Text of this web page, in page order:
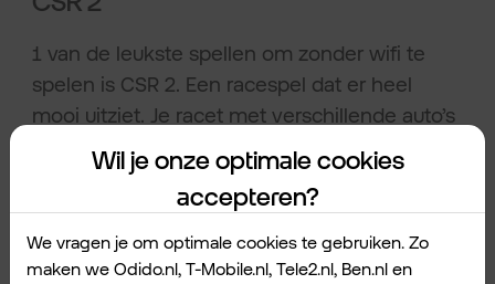
1 van de leukste spellen om zonder wifi te
spelen is CSR 2. Een racespel dat er heel
mooi uitziet. Je racet met verschillende auto’s
en kan het uiterlijk van je wagens veranderen.
Ook kan je samen met vrienden een
raceteam beginnen. Kan je wel online
spelen? Dan kan je racen met mensen van
over de hele wereld.
Wil je onze optimale cookies
accepteren?
We vragen je om optimale cookies te gebruiken. Zo
maken we Odido.nl, T-Mobile.nl, Tele2.nl, Ben.nl en